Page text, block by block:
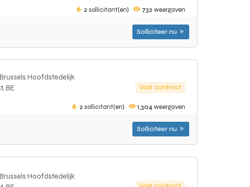
2 sollicitant(en) 732 weergaven
Solliciteer nu
Hoofdstedelijk
BE
Vast contract
2 sollicitant(en) 1,304weergaven
Solliciteer nu
Hoofdstedelijk